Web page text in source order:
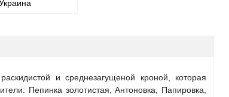
и среднезагущеной кроной, которая
Пепинка золотистая, Антоновка, Папировка,